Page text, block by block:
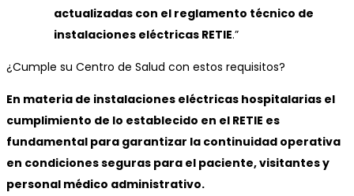
actualizadas con el reglamento técnico de
instalaciones eléctricas RETIE.”
¿Cumple su Centro de Salud con estos requisitos?
En materia de instalaciones eléctricas hospitalarias el
cumplimiento de lo establecido en el RETIE es
fundamental para garantizar la continuidad operativa
en condiciones seguras para el paciente, visitantes y
personal médico administrativo.